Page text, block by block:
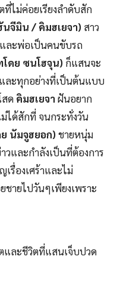
ที่ไม่ค่อยเรียงลำดับสัก
นจีมิน / คิมฮเยจา) สาว
ละพ่อเป็นคนขับรถ
ดย ซนโฮจุน) ก็แสนจะ
และทุกอย่างที่เป็นต้นแบบ
สด คิมฮเยจาฝันอยาก
ได้สักที่ จนกระทั่งวัน
นัมจูฮยอก)ชายหนุ่ม
และกำลังเป็นที่ต้องการ
รื่องเศร้าและไม่
ายไปวันๆเพียงเพราะ
และชีวิตที่แสนเจ็บปวด